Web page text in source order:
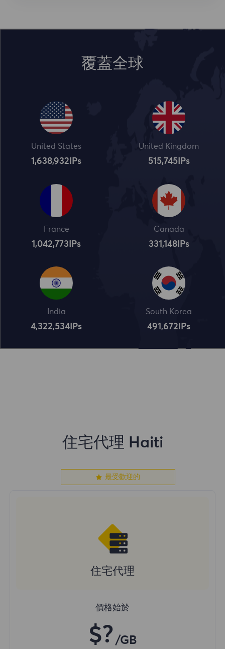
覆蓋全球
United States
1,638,932 IPs
United Kingdom
515,745IPs
France
1,042,773 IPs
Canada
331,148IPs
India
4,322,534 IPs
South Korea
491,672 IPs
住宅代理 Haiti
最受歡迎的
住宅代理
價格始於
$? /GB